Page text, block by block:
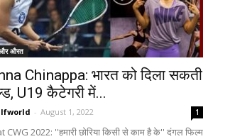
और औरत
Chinappa: भारत को दिला सकती
U19 कैटेगरी में...
- August 1, 2022 1
CWG 2022: ''हमारी छोरिया किसी से काम है के'' दंगल फिल्म